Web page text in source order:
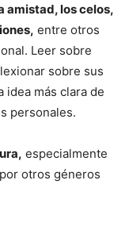
amistad, los celos,
entre otros
Leer sobre
sobre sus
idea más clara de
personales.
especialmente
otros géneros